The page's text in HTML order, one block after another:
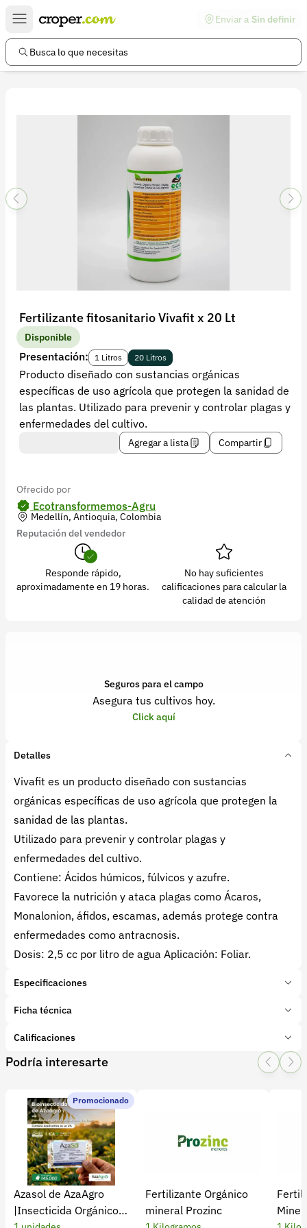
Enviar a Sin definir
Busca lo que necesitas
Fertilizante fitosanitario Vivafit x 20 Lt
Disponible
Presentación: 1 Litros 20 Litros
Producto diseñado con sustancias orgánicas
específicas de uso agrícola que protegen la sanidad de
las plantas. Utilizado para prevenir y controlar plagas y
enfermedades del cultivo.
Agregar a lista Compartir
Ofrecido por
Ecotransformemos-Agru
Medellín, Antioquia, Colombia
Reputación del vendedor
Responde rápido,
aproximadamente en 19 horas.
No hay suficientes
calificaciones para calcular la
calidad de atención
Seguros para el campo
Asegura tus cultivos hoy.
Click aquí
Detalles
Vivafit es un producto diseñado con sustancias
orgánicas específicas de uso agrícola que protegen la
sanidad de las plantas.
Utilizado para prevenir y controlar plagas y
enfermedades del cultivo.
Contiene: Ácidos húmicos, fúlvicos y azufre.
Favorece la nutrición y ataca plagas como Ácaros,
Monalonion, áfidos, escamas, además protege contra
enfermedades como antracnosis.
Dosis: 2,5 cc por litro de agua Aplicación: Foliar.
Especificaciones
Marca: ECOTRANSFORMEMOS
Tipo de producto:
Subcategoría:Bioestabilizadores
Ficha técnica
Vivafit.png
Calificaciones
1 Star
2 Star
3 Star4 Star
0 calificaciones
5 Estrellas
4 Estrellas
3 Estrellas
2 Estrellas
Podría interesarte
Promocionado
Azasol de AzaAgro
|Insecticida Orgánico
Fertilizante Orgánico
mineral Prozinc
Enlaces de interés
Preguntas frecuentes
Política de privacidad
Recuperar contraseña
Contacto
Soporte
+57 323 2931928
contacto@croper.com
© 2026 Croper.com Todos los derechos reservados
Síguenos